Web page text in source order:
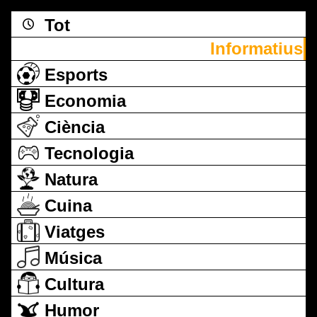
Tot
Informatius
Esports
Economia
Ciència
Tecnologia
Natura
Cuina
Viatges
Música
Cultura
Humor